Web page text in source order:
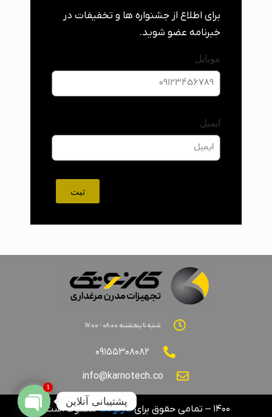
برای اطلاع از جشنواره ها و تخفیفات در
خبرنامه عضو شوید.
موبایل
ایمیل
ثبت
شنبه تا پنجشنبه ۰۸:۰۰ - ۱۷:۰۰
۰۹۱۵۵۳۰۸۰۸۲
info@karnotech.co
۱۴۰۰ – تمامی حقوق برای کارنوتکمحفوظ است.
پشتیبانی آنلاین
1